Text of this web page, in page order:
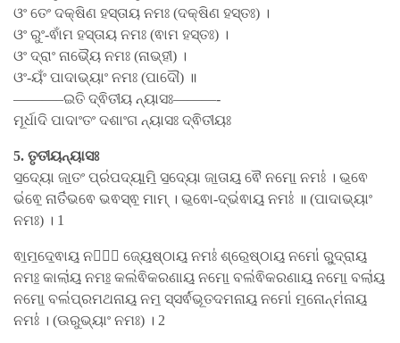
ଓଂ ତେଂ ଦକ୍ଷିଣ ହସ୍ତାୟ ନମଃ (ଦକ୍ଷିଣ ହସ୍ତଃ) ।
ଓଂ ରୁଂ-ଵାଁମ ହସ୍ତାୟ ନମଃ (ଵାମ ହସ୍ତଃ) ।
ଓଂ ଦ୍ରାଂ ନାଭ୍ୟୈ ନମଃ (ନାଭ୍ହୀ) ।
ଓଂ-ୟଂଁ ପାଦାଭ୍ୟାଂ ନମଃ (ପାଦୌ) ॥
———–ଇତି ଦ୍ଵିତୀୟ ନ୍ୟାସଃ———-
ମୂର୍ଧାଦି ପାଦାଂତଂ ଦଶାଂଗ ନ୍ୟାସଃ ଦ୍ଵିତୀୟଃ
5. ତୃତୀୟନ୍ୟାସଃ
ସ॒ଦ୍ୟୋ ଜା॒ତଂ ପ୍ର॑ପଦ୍ୟା॒ମି॒ ସ॒ଦ୍ୟୋ ଜା॒ତାୟ॒ ଵୈ ନମୋ॒ ନମଃ॑ । ଭ॒ଵେ
ଭ॑ଵେ॒ ନାତି॑ଭଵେ ଭଵସ୍ଵ॒ ମାମ୍ । ଭ॒ଵୋ-ଦ୍ଭ॑ଵାୟ॒ ନମଃ॑ ॥ (ପାଦାଭ୍ୟାଂ
ନମଃ) । 1
ଵା॒ମ॒ଦେ॒ଵାୟ॒ ନମୋ᳚ ଜ୍ୟେ॒ଷ୍ଠାୟ॒ ନମଃ॑ ଶ୍ରେ॒ଷ୍ଠାୟ॒ ନମୋ॑ ରୁ॒ଦ୍ରାୟ॒
ନମଃ॒ କାଲା॑ୟ॒ ନମଃ॒ କଲ॑ଵିକରଣାୟ॒ ନମୋ॒ ବଲ॑ଵିକରଣାୟ॒ ନମୋ॒ ବଲା॑ୟ॒
ନମୋ॒ ବଲ॑ପ୍ରମଥନାୟ॒ ନମ॒ ସ୍ସର୍ଵ॑ଭୂତଦମନାୟ॒ ନମୋ॑ ମ॒ନୋନ୍ମ॑ନାୟ॒
ନମଃ॑ । (ଊରୁଭ୍ୟାଂ ନମଃ) । 2